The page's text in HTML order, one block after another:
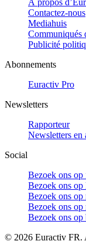
Contactez-nous
Mediahuis
Communiqués
Publicité
Abonnements
Euractiv Pro
Newsletters
Rapporteur
Newsletters en
Social
Bezoek ons op
Bezoek ons op
Bezoek ons op
Bezoek ons op
Bezoek ons op
© 2026 Euractiv FR.